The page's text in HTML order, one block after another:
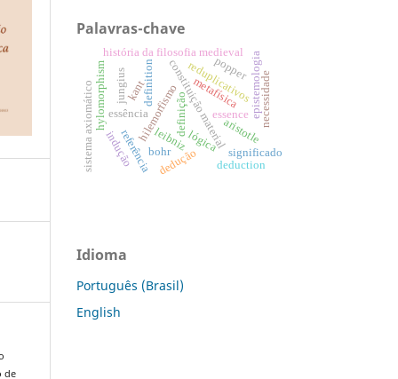
de
Palavras-chave
hilemorfismo
essência definição
constituição material
história da filosofia medieval
hylomorphism essence
definition epistemologia
metafísica
kant
leibnizlógica
jungius reduplicativos
referência
necessidade
significado
dedução
sistema axiomático aristotle
deduction
indução
popper
bohr
Idioma
Português (Brasil)
English